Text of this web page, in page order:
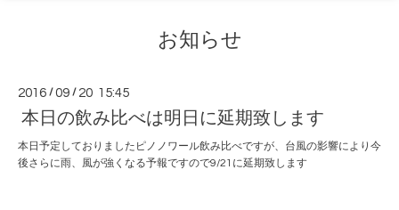
お知らせ
2016 /09 / 20 15:45
本日の飲み比べは明日に延期致します
本日予定しておりましたピノノワール飲み比べですが、台風の影響により今
後さらに雨、風が強くなる予報ですので9/21に延期致します